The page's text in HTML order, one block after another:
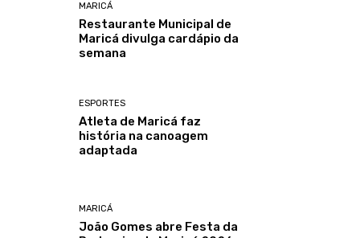
MARICÁ
Restaurante Municipal de
Maricá divulga cardápio da
semana
ESPORTES
Atleta de Maricá faz
história na canoagem
adaptada
MARICÁ
João Gomes abre Festa da